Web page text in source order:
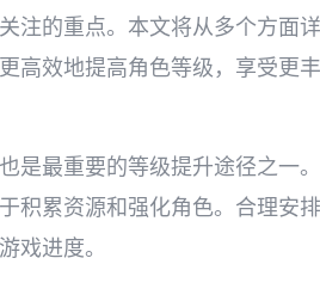
注的重点。本文将从多个方面
高效地提高角色等级，享受更丰
是最重要的等级提升途径之一
积累资源和强化角色。合理安排
戏进度。